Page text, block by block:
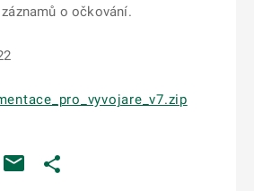
o očkování.
na nové kartě
otevře na nové kartě
se otevře na nové kartě